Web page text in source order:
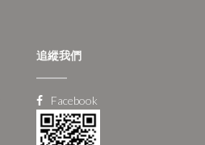
追縱我們
Facebook